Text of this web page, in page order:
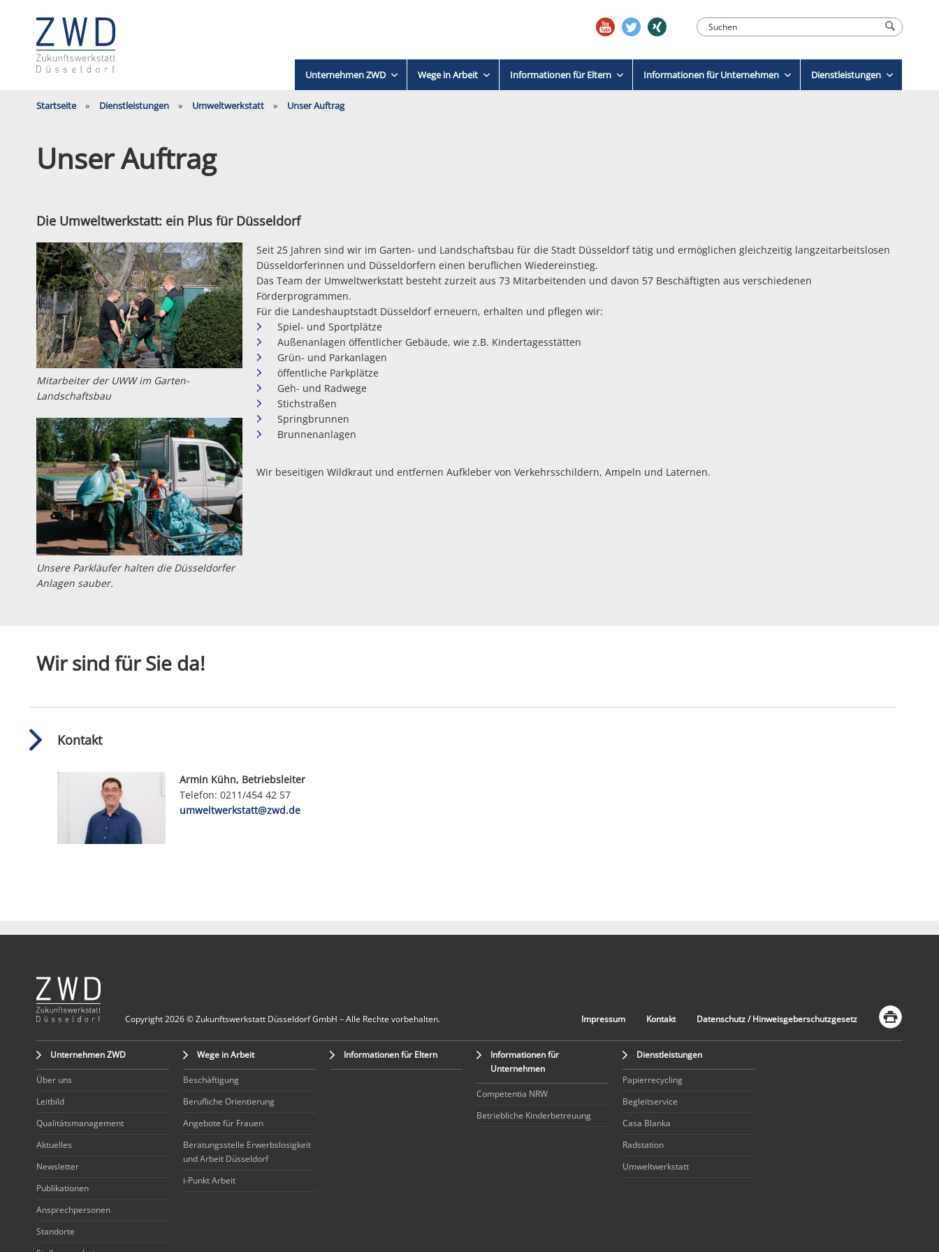
Unternehmen ZWD Wege in Arbeit Informationen für Eltern Informationen für Unternehmen Dienstleistungen
Startseite Dienstleistungen Umweltwerkstatt Unser Auftrag
Unser Auftrag
Die Umweltwerkstatt: ein Plus für Düsseldorf
Seit 25 Jahren sind wir im Garten- und Landschaftsbau für die Stadt Düsseldorf tätig und ermöglichen gleichzeitig langzeitarbeitslosen
Düsseldorferinnen und Düsseldorfern einen beruflichen Wiedereinstieg.
Das Team der Umweltwerkstatt besteht zurzeit aus 73 Mitarbeitenden und davon 57 Beschäftigten aus verschiedenen
Förderprogrammen.
Für die Landeshauptstadt Düsseldorf erneuern, erhalten und pflegen wir:
Spiel- und Sportplätze
Außenanlagen öffentlicher Gebäude, wie z.B. Kindertagesstätten
Grün- und Parkanlagen
öffentliche Parkplätze
Geh- und Radwege
Stichstraßen
Springbrunnen
Brunnenanlagen
Wir beseitigen Wildkraut und entfernen Aufkleber von Verkehrsschildern, Ampeln und Laternen.
Mitarbeiter der UWW im Garten-
Landschaftsbau
Unsere Parkläufer halten die Düsseldorfer
Anlagen sauber.
Wir sind für Sie da!
Kontakt
Armin Kühn, Betriebsleiter
Telefon: 0211/454 42 57
umweltwerkstatt@zwd.de
Copyright 2026 © Zukunftswerkstatt Düsseldorf GmbH – Alle Rechte vorbehalten. Impressum Kontakt Datenschutz / Hinweisgeberschutzgesetz
Unternehmen ZWD
Über uns
Leitbild
Qualitätsmanagement
Aktuelles
Newsletter
Publikationen
Ansprechpersonen
Standorte
Wege in Arbeit
Beschäftigung
Berufliche Orientierung
Angebote für Frauen
Beratungsstelle Erwerbslosigkeit
und Arbeit Düsseldorf
i-Punkt Arbeit
Informationen für Eltern
Informationen für
Unternehmen
Competentia NRW
Betriebliche Kinderbetreuung
Dienstleistungen
Papierrecycling
Begleitservice
Casa Blanka
Radstation
Umweltwerkstatt